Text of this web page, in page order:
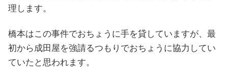
理します。
橋本はこの事件でおちょうに手を貸していますが、最
初から成田屋を強請るつもりでおちょうに協力してい
ていたと思われます。